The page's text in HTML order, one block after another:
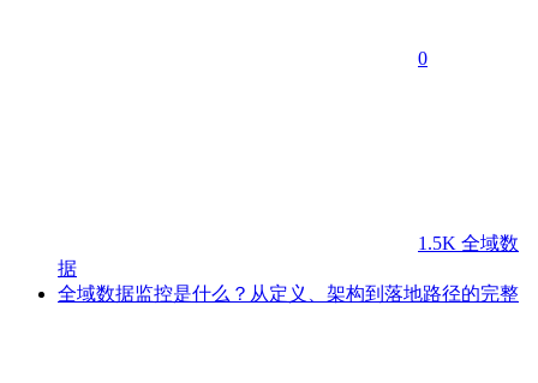
0
1.5K 全域数
据
全域数据监控是什么？从定义、架构到落地路径的完整